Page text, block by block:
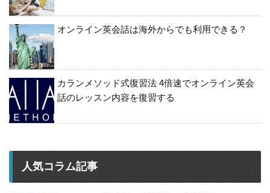
オンライン英会話は海外からでも利用できる？
カランメソッド式復習法 4倍速でオンライン英会
話のレッスン内容を復習する
人気コラム記事